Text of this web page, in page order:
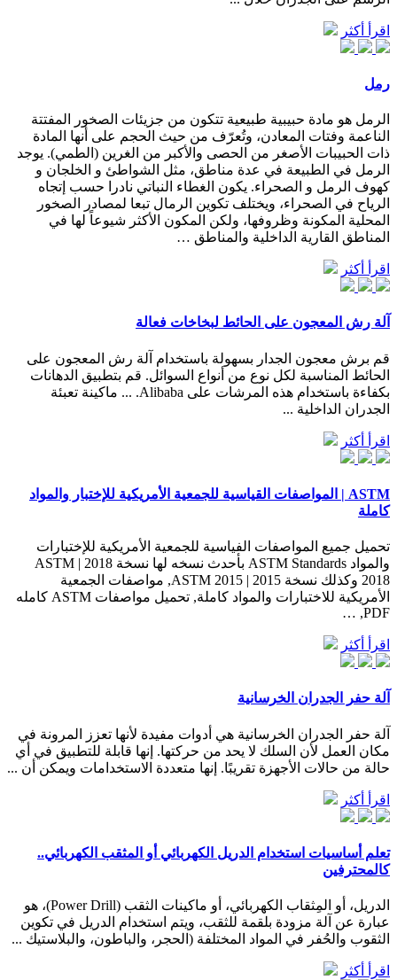
اقرأ أكثر
رمل
الرمل هو مادة حبيبية طبيعية تتكون من جزيئات الصخور المفتتة
الناعمة وفتات المعادن، وتُعرّف من حيث الحجم على أنها المادة
ذات الحبيبات الأصغر من الحصى والأكبر من الغرين (الطمي). يوجد
الرمل في الطبيعة في عدة مناطق، مثل الشواطئ و الخلجان و
كهوف الرمل و الصحراء. يكون الغطاء النباتي نادرا حسب إتجاه
الرياح في الصحراء، ويختلف تكوين الرمال تبعا لمصادر الصخور
المحلية المكونة وظروفها، ولكن المكون الأكثر شيوعاً لها في
المناطق القارية الداخلية والمناطق …
اقرأ أكثر
آلة رش المعجون على الحائط لبخاخات فعالة
قم برش معجون الجدار بسهولة باستخدام آلة رش المعجون على
الحائط المناسبة لكل نوع من أنواع السوائل. قم بتطبيق الدهانات
بكفاءة باستخدام هذه المرشات على Alibaba. ... ماكينة تعبئة
الجدران الداخلية ...
اقرأ أكثر
ASTM | المواصفات القياسية للجمعية الأمريكية للإختبار والمواد
كاملة
تحميل جميع المواصفات الفياسية للجمعية الأمريكية للإختبارات
والمواد ASTM Standards بأحدث نسخه لها نسخة 2018 | ASTM
2018 وكذلك نسخة 2015 | ASTM 2015, مواصفات الجمعية
الأمريكية للاختبارات والمواد كاملة, تحميل مواصفات ASTM كامله
PDF, …
اقرأ أكثر
آلة حفر الجدران الخرسانية
آلة حفر الجدران الخرسانية هي أدوات مفيدة لأنها تعزز المرونة في
مكان العمل لأن السلك لا يحد من حركتها. إنها قابلة للتطبيق في أي
حالة من حالات الأجهزة تقريبًا. إنها متعددة الاستخدامات ويمكن أن ...
اقرأ أكثر
تعلم أساسيات استخدام الدريل الكهربائي أو المثقب الكهربائي..
كالمحترفين
الدريل، أو المِثقاب الكهربائي، أو ماكينات الثقب (Power Drill)، هو
عبارة عن آلة مزودة بلقمة للثقب، ويتم استخدام الدريل في تكوين
الثقوب والحُفر في المواد المختلفة (الحجر، والباطون، والبلاستيك ...
اقرأ أكثر